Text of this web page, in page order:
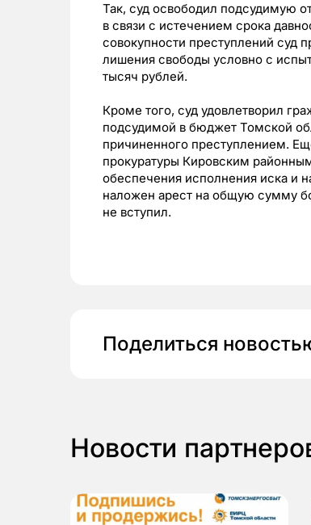
Так, суд освободил подсудимую
в связи с истечением срока
совокупности преступлений суд
лишения свободы условно с
тысяч рублей.
Кроме того, суд удовлетворил
подсудимой в бюджет Томской
причиненного преступлением.
прокуратуры Кировским
обеспечения исполнения иска и
наложен арест на общую сумму
не вступил.
Поделиться
Новости